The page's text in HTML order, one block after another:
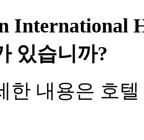
International
있습니까?
한 내용은 호